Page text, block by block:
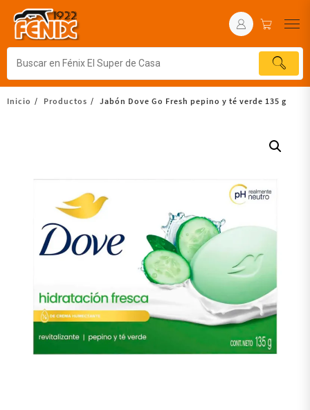
Inicio Productos Jabón Dove Go Fresh pepino y té verde 135 g